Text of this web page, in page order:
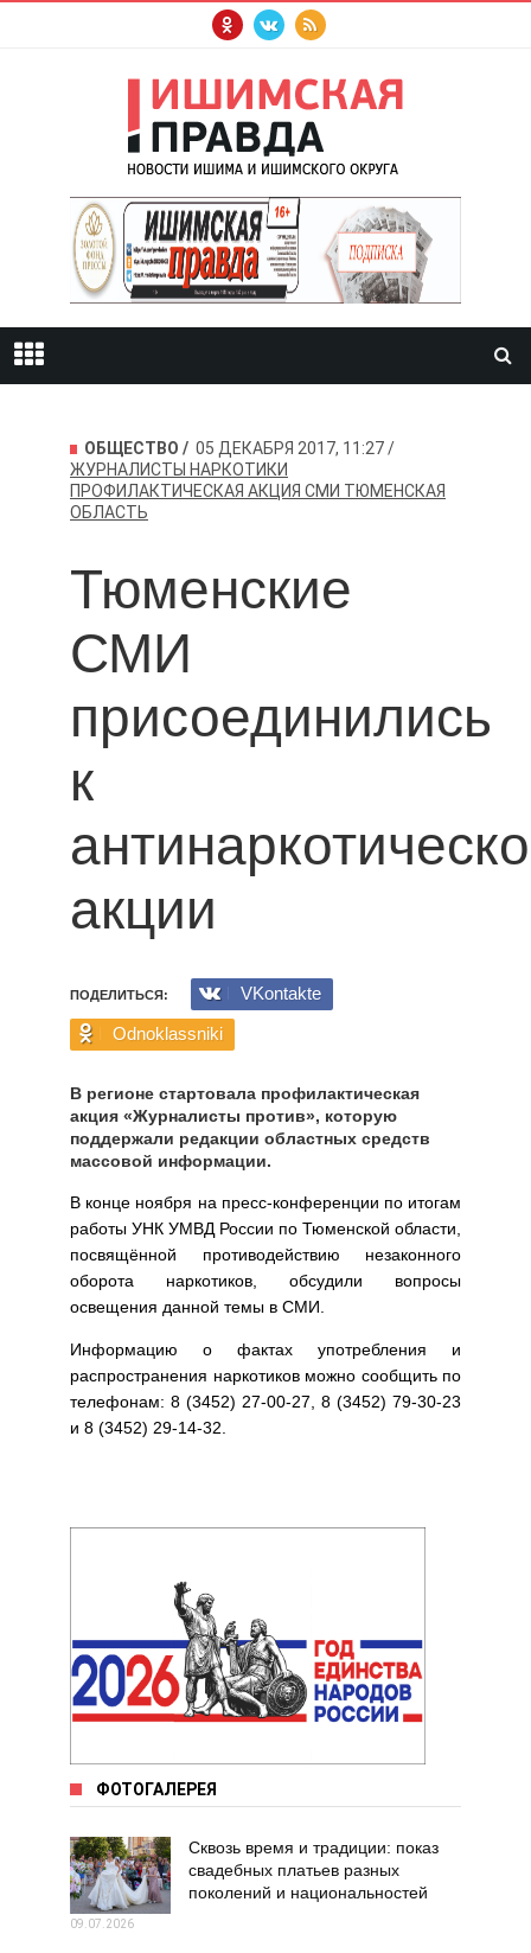
ОБЩЕСТВО
05 ДЕКАБРЯ 2017, 11:27
ЖУРНАЛИСТЫ НАРКОТИКИ
ПРОФИЛАКТИЧЕСКАЯ АКЦИЯ СМИ ТЮМЕНСКАЯ
ОБЛАСТЬ
Тюменские
СМИ
присоединились
к
акции
ПОДЕЛИТЬСЯ:
VKontakte
Odnoklassniki
В регионе стартовала профилактическая
акция «Журналисты против», которую
поддержали редакции областных средств
массовой информации.
В конце ноября на пресс-конференции по итогам
работы УНК УМВД России по Тюменской области,
посвящённой противодействию незаконного
оборота наркотиков, обсудили вопросы
освещения данной темы в СМИ.
Информацию о фактах употребления и
распространения наркотиков можно сообщить по
телефонам: 8 (3452) 27-00-27, 8 (3452) 79-30-23
и 8 (3452) 29-14-32.
ФОТОГАЛЕРЕЯ
Сквозь время и традиции: показ
свадебных платьев разных
поколений и национальностей
09.07.2026